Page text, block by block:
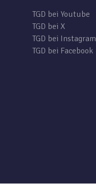
TGD bei Youtube
TGD bei X
TGD bei Instagram
TGD bei Facebook